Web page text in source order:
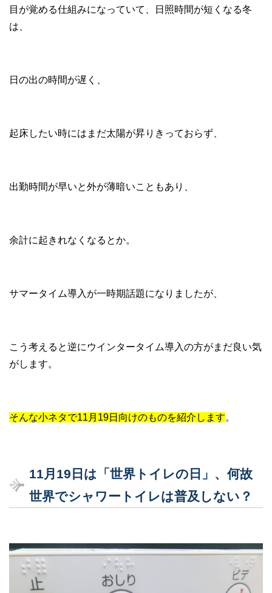
目が覚める仕組みになっていて、日照時間が短くなる冬
は、
日の出の時間が遅く、
起床したい時にはまだ太陽が昇りきっておらず、
出勤時間が早いと外が薄暗いこともあり、
余計に起きれなくなるとか。
サマータイム導入が一時期話題になりましたが、
こう考えると逆にウインタータイム導入の方がまだ良い気
がします。
そんな小ネタで11月19日向けのものを紹介します。
11 月19 日は「世界トイレの日」、何故
世界でシャワートイレは普及しない？